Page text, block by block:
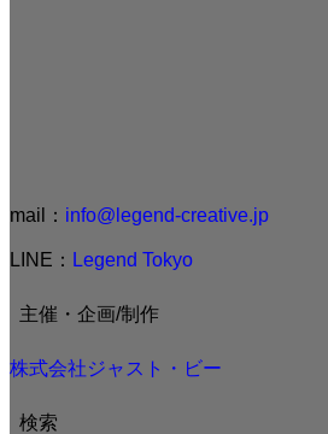
mail： info@legend-creative.jp
LINE： Legend Tokyo
主催・企画/制作
株式会社ジャスト・ビー
検索